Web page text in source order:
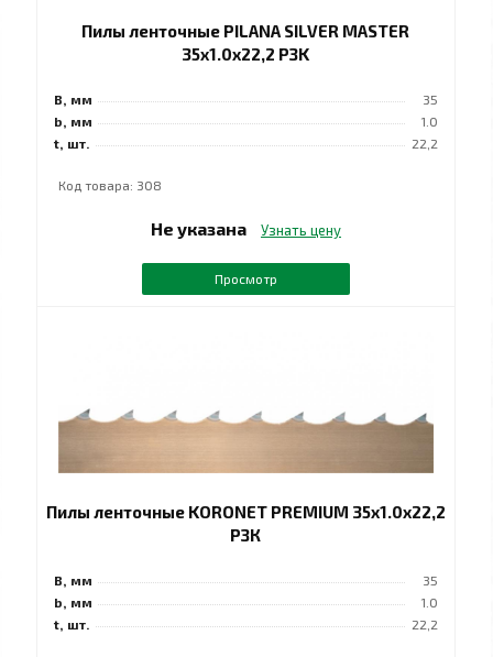
Пилы ленточные PILANA SILVER MASTER
35x1.0x22,2 РЗK
B, мм
35
b, мм
1.0
t, шт.
22,2
Код товара: 308
Не указана Узнать цену
Просмотр
Пилы ленточные KORONET PREMIUM 35x1.0x22,2
РЗК
B, мм
35
b, мм
1.0
t, шт.
22,2